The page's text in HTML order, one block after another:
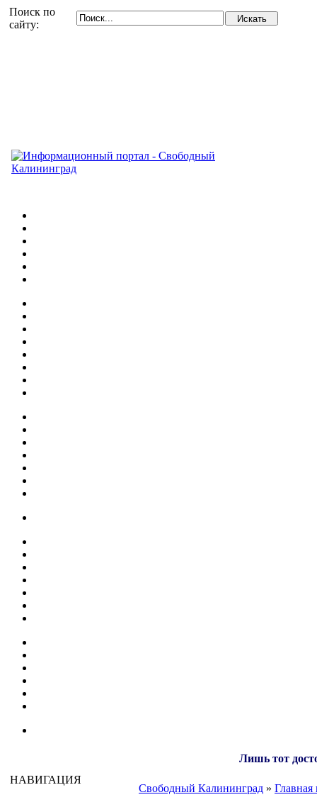
Поиск по
сайту:
Лишь тот
НАВИГАЦИЯ
Свободный Калининград » Главная